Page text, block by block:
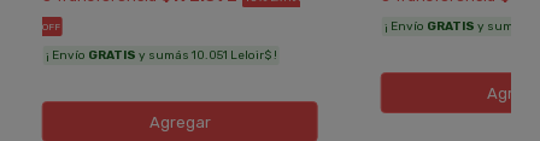
OFF
¡ Envío GRATIS y sumás 10.051 Leloir$ !
Agregar
¡ Envío GRATIS y sumás